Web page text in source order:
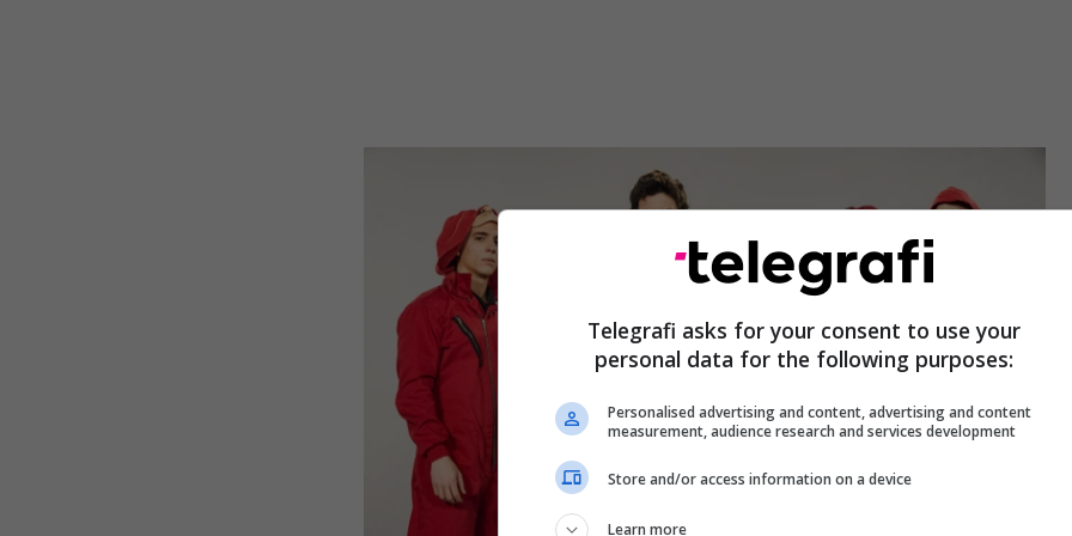
Telegrafi asks for your consent to use your
personal data for the following purposes:
Personalised advertising and content, advertising and content
measurement, audience research and services development
Store and/or access information on a device
Learn more